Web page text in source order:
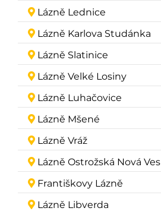
Lázně Lednice
Lázně Karlova Studánka
Lázně Slatinice
Lázně Velké Losiny
Lázně Luhačovice
Lázně Mšené
Lázně Vráž
Lázně Ostrožská Nová Ves
Františkovy Lázně
Lázně Libverda